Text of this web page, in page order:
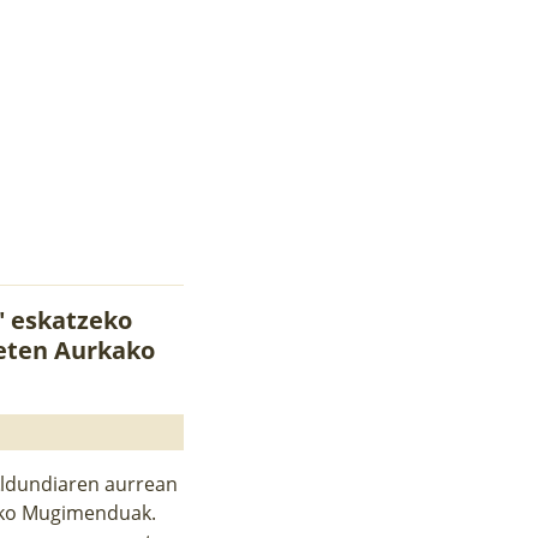
eskatzeko
Aurkako
aurrean
Mugimenduak.